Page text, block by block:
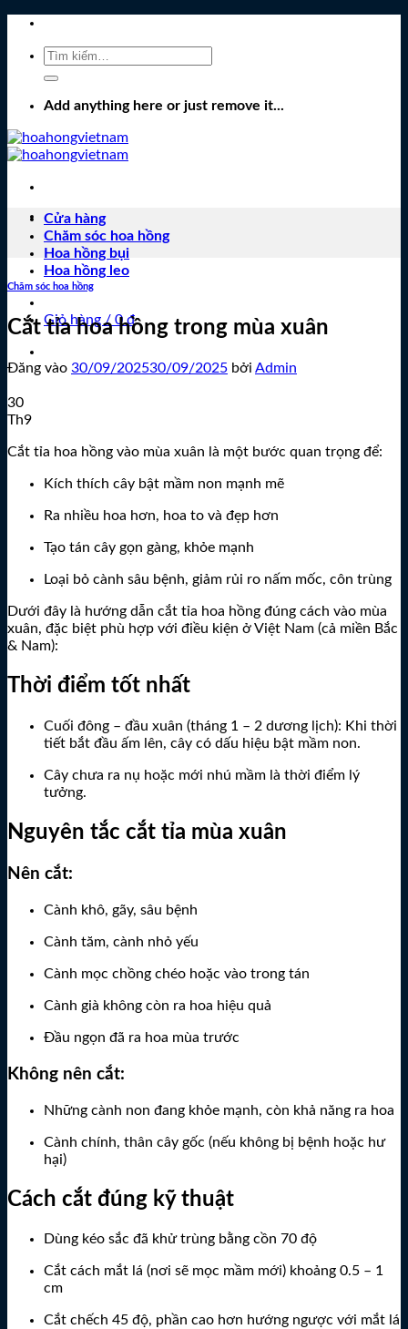
Tìm
Add anything here or just remove it...
Cửa hàng
Chăm sóc hoa hồng
Hoa hồng bụi
Hoa hồng leo
Giỏ hàng / 0₫
Chăm sóc hoa hồng
Cắt tỉa hoa hồng trong mùa xuân
Đăng vào 30/09/202530/09/2025 bởi Admin
30
Th9
Cắt tỉa hoa hồng vào mùa xuân là một bước quan trọng để:
Kích thích cây bật mầm non mạnh mẽ
Ra nhiều hoa hơn, hoa to và đẹp hơn
Tạo tán cây gọn gàng, khỏe mạnh
Loại bỏ cành sâu bệnh, giảm rủi ro nấm mốc, côn trùng
Dưới đây là hướng dẫn cắt tỉa hoa hồng đúng cách vào mùa
xuân, đặc biệt phù hợp với điều kiện ở Việt Nam (cả miền Bắc
& Nam):
Thời điểm tốt nhất
Cuối đông – đầu xuân (tháng 1 – 2 dương lịch): Khi thời
tiết bắt đầu ấm lên, cây có dấu hiệu bật mầm non.
Cây chưa ra nụ hoặc mới nhú mầm là thời điểm lý
tưởng.
Nguyên tắc cắt tỉa mùa xuân
Nên cắt:
Cành khô, gãy, sâu bệnh
Cành tăm, cành nhỏ yếu
Cành mọc chồng chéo hoặc vào trong tán
Cành già không còn ra hoa hiệu quả
Đầu ngọn đã ra hoa mùa trước
Không nên cắt:
Những cành non đang khỏe mạnh, còn khả năng ra hoa
Cành chính, thân cây gốc (nếu không bị bệnh hoặc hư
hại)
Cách cắt đúng kỹ thuật
Dùng kéo sắc đã khử trùng bằng cồn 70 độ
Cắt cách mắt lá (nơi sẽ mọc mầm mới) khoảng 0.5 – 1
cm
Cắt chếch 45 độ, phần cao hơn hướng ngược với mắt lá